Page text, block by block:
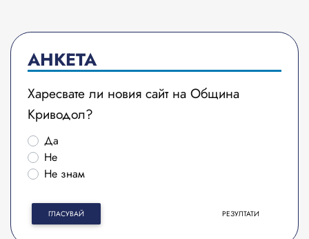
АНКЕТА
Харесвате ли новия сайт на Община
Криводол?
Да
Не
Не знам
ГЛАСУВАЙ РЕЗУЛТАТИ